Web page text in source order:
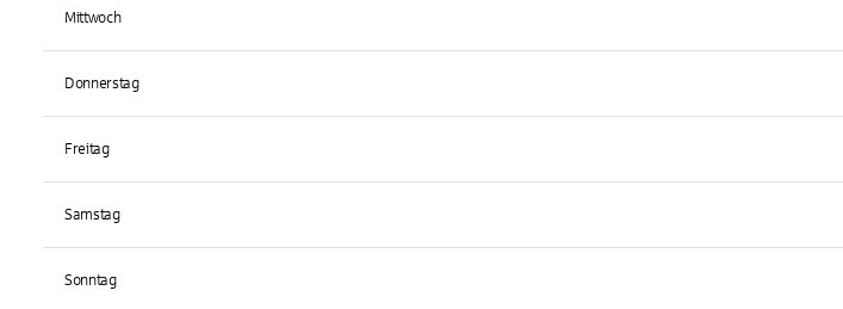
Mittwoch
Donnerstag
Freitag
Samstag
Sonntag